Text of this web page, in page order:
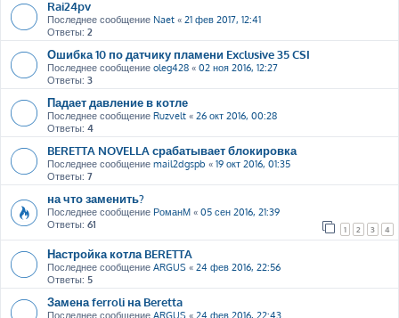
Rai24pv
Последнее сообщение Naet « 21 фев 2017, 12:41
Ответы: 2
Ошибка 10 по датчику пламени Exclusive 35 CSI
Последнее сообщение oleg428 « 02 ноя 2016, 12:27
Ответы: 3
Падает давление в котле
Последнее сообщение Ruzvelt « 26 окт 2016, 00:28
Ответы: 4
BERETTA NOVELLA срабатывает блокировка
Последнее сообщение mail2dgspb « 19 окт 2016, 01:35
Ответы: 7
на что заменить?
Последнее сообщение РоманМ « 05 сен 2016, 21:39
Ответы: 61 1 2 3 4
Настройка котла BERETTA
Последнее сообщение ARGUS « 24 фев 2016, 22:56
Ответы: 5
Замена ferroli на Beretta
Последнее сообщение ARGUS « 24 фев 2016, 22:43